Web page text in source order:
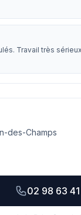
Travail très
des-Champs
02 98 63 41